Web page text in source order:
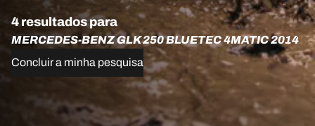
4 resultados para
MERCEDES-BENZ GLK 250 BLUETEC 4MATIC 2014
Concluir a minha pesquisa